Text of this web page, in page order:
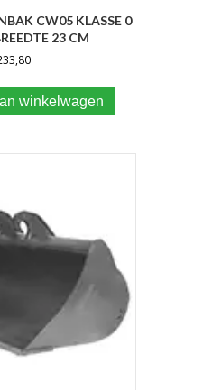
CW05 KLASSE 0
23 CM
winkelwagen